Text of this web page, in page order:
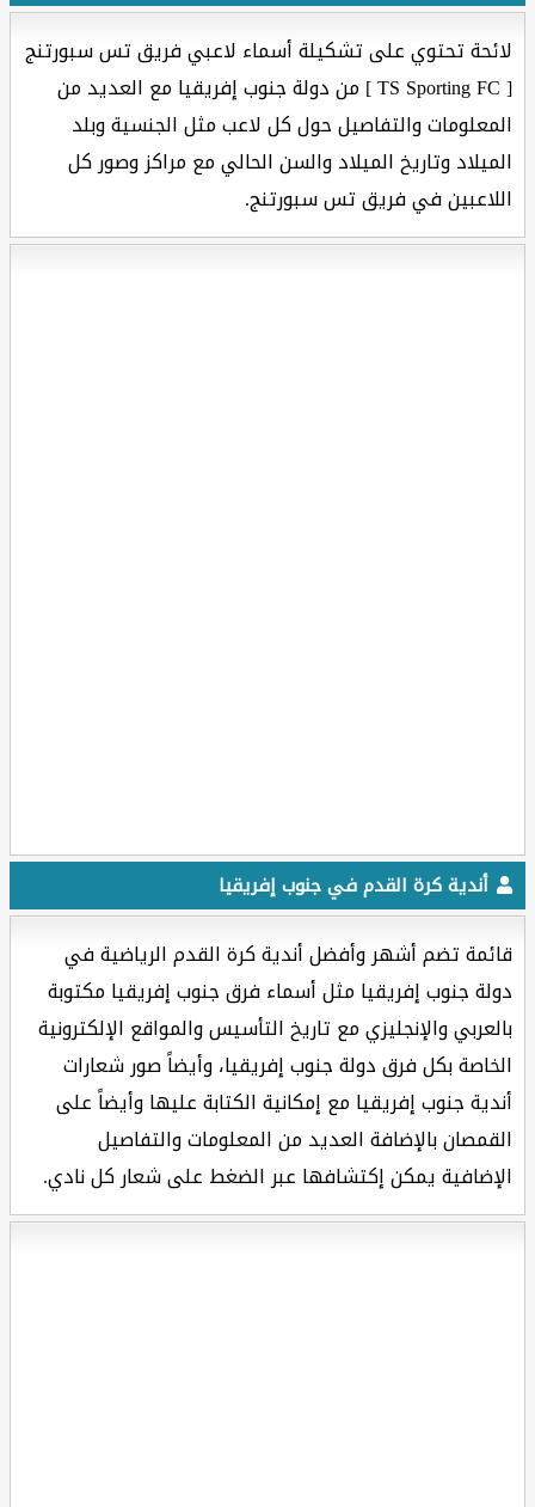
لائحة تحتوي على تشكيلة أسماء لاعبي فريق تس سبورتنج
[ TS Sporting FC ] من دولة جنوب إفريقيا مع العديد من
المعلومات والتفاصيل حول كل لاعب مثل الجنسية وبلد
الميلاد وتاريخ الميلاد والسن الحالي مع مراكز وصور كل
اللاعبين في فريق تس سبورتنج.
أندية كرة القدم في جنوب إفريقيا
قائمة تضم أشهر وأفضل أندية كرة القدم الرياضية في
دولة جنوب إفريقيا مثل أسماء فرق جنوب إفريقيا مكتوبة
بالعربي والإنجليزي مع تاريخ التأسيس والمواقع الإلكترونية
الخاصة بكل فرق دولة جنوب إفريقيا، وأيضاً صور شعارات
أندية جنوب إفريقيا مع إمكانية الكتابة عليها وأيضاً على
القمصان بالإضافة العديد من المعلومات والتفاصيل
الإضافية يمكن إكتشافها عبر الضغط على شعار كل نادي.